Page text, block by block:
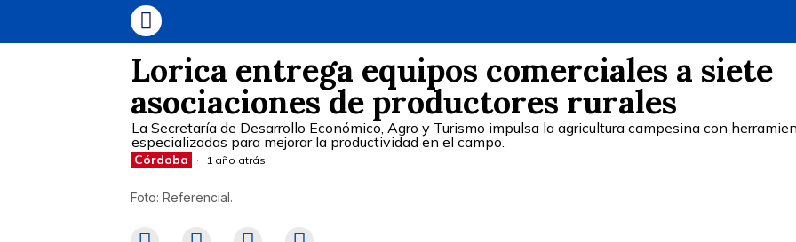
Lorica entrega equipos comerciales a siete
asociaciones de productores rurales
La Secretaría de Desarrollo Económico, Agro y Turismo impulsa la agricultura campesina con
especializadas para mejorar la productividad en el campo.
Córdoba 1 año atrás
Foto: Referencial.